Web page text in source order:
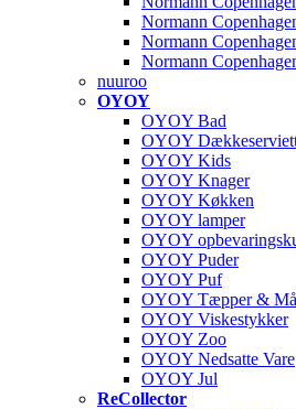
Normann
Normann
Normann
nuuroo
OYOY
OYOY Bad
OYOY
OYOY Kids
OYOY Knager
OYOY Køkken
OYOY lamper
OYOY
OYOY Puder
OYOY Puf
OYOY Tæpper &
OYOY Viskestykker
OYOY Zoo
OYOY Nedsatte Vare
OYOY Jul
ReCollector